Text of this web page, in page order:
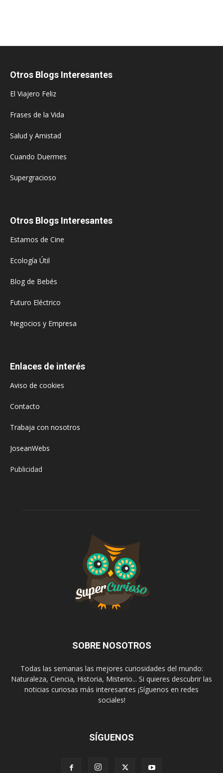
Otros Blogs Interesantes
El Viajero Feliz
Frases de la Vida
Salud y Amistad
Cuando Duermes
Supergracioso
Otros Blogs Interesantes
Estamos de Cine
Ecología Útil
Blog de Bebés
Futuro Eléctrico
Negocios y Empresa
Enlaces de interés
Aviso de cookies
Contacto
Trabaja con nosotros
JoseanWebs
Publicidad
SOBRE NOSOTROS
Todas las semanas las mejores curiosidades del mundo:
Naturaleza, Ciencia, Historia, Misterio... Si quieres descubrir las
noticias curiosas más interesantes ¡Síguenos en redes
sociales!
SÍGUENOS